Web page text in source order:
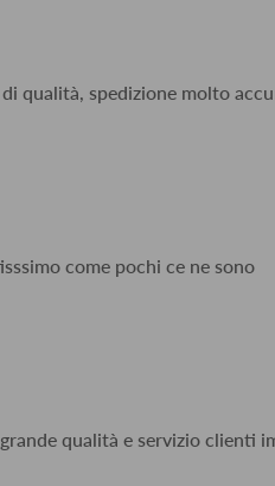
qualità, spedizione molto
come pochi ce ne sono
qualità e servizio clienti